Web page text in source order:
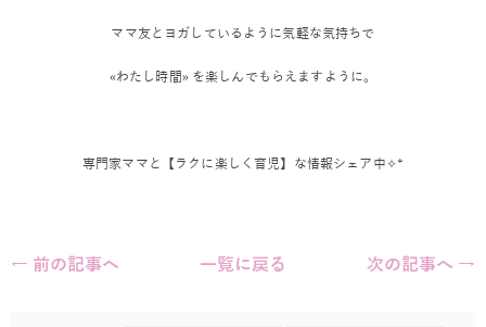
ママ友とヨガしているように気軽な気持ちで
«わたし時間» を楽しんでもらえますように。
専門家ママと【ラクに楽しく育児】な情報シェア中✧︎*
← 前の記事へ 一覧に戻る 次の記事へ →